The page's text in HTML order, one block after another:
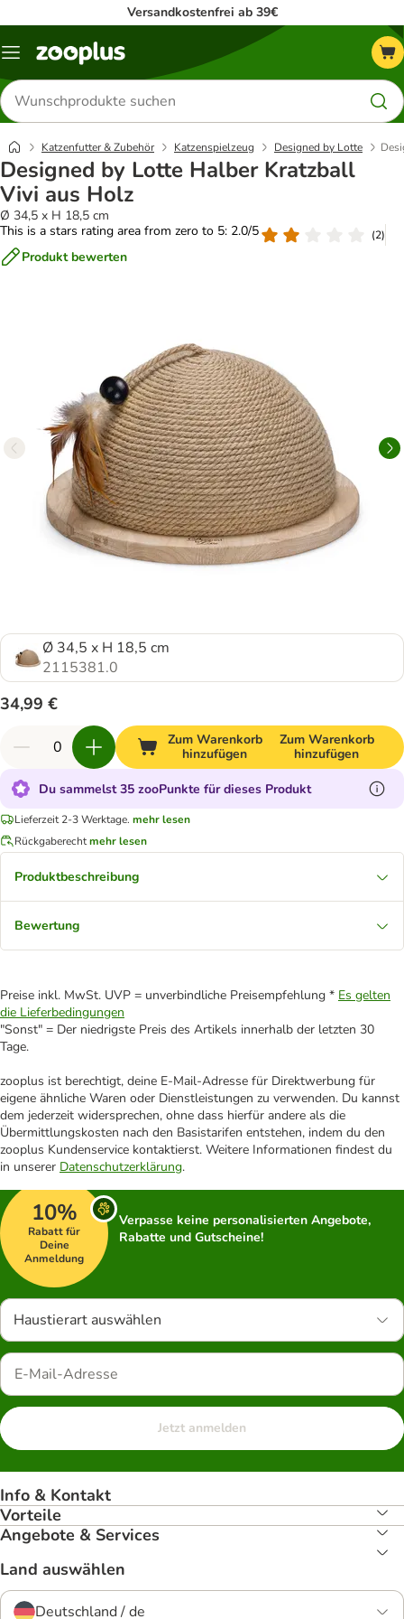
Versandkostenfrei ab 39€
Menü
Produkte
suchen
Katzenfutter & Zubehör Katzenspielzeug Designed by Lotte
Designed by Lotte Halber Kratzball
Vivi aus Holz
Ø 34,5 x H 18,5 cm
This is a stars rating area from zero to 5: 2.0/5
(2)
Produkt bewerten
Ø 34,5 x H 18,5 cm
2115381.0
34,99 €
Zum Warenkorb
hinzufügen
Zum Warenkorb
hinzufügen
Du sammelst 35 zooPunkte für dieses Produkt
Lieferzeit 2-3 Werktage. mehr lesen
Rückgaberechtmehr lesen
Produktbeschreibung
Bewertung
Preise inkl. MwSt. UVP = unverbindliche Preisempfehlung * Es gelten
die Lieferbedingungen
"Sonst" = Der niedrigste Preis des Artikels innerhalb der letzten 30
Tage.
zooplus ist berechtigt, deine E-Mail-Adresse für Direktwerbung für
eigene ähnliche Waren oder Dienstleistungen zu verwenden. Du kannst
dem jederzeit widersprechen, ohne dass hierfür andere als die
Übermittlungskosten nach den Basistarifen entstehen, indem du den
zooplus Kundenservice kontaktierst. Weitere Informationen findest du
in unserer Datenschutzerklärung.
10%
Rabatt für
Deine
Anmeldung
Verpasse keine personalisierten Angebote,
Rabatte und Gutscheine!
Haustierart auswählen
Jetzt anmelden
Info & Kontakt
Vorteile
Angebote & Services
Land auswählen
Deutschland / de